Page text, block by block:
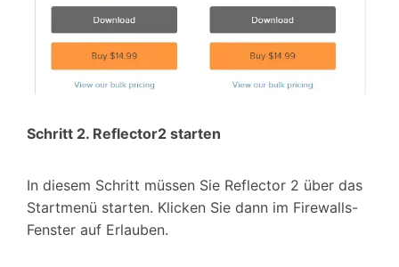
Schritt 2. Reflector2 starten
In diesem Schritt müssen Sie Reflector 2 über das
Startmenü starten. Klicken Sie dann im Firewalls-
Fenster auf Erlauben.